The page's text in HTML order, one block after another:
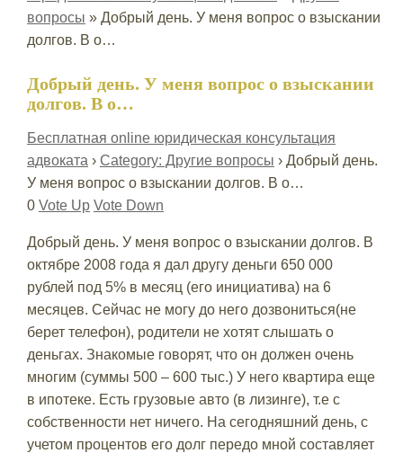
вопросы » Добрый день. У меня вопрос о взыскании
долгов. В о…
Добрый день. У меня вопрос о взыскании
долгов. В о…
Бесплатная online юридическая консультация
адвоката › Category: Другие вопросы › Добрый день.
У меня вопрос о взыскании долгов. В о…
0 Vote Up Vote Down
Добрый день. У меня вопрос о взыскании долгов. В
октябре 2008 года я дал другу деньги 650 000
рублей под 5% в месяц (его инициатива) на 6
месяцев. Сейчас не могу до него дозвониться(не
берет телефон), родители не хотят слышать о
деньгах. Знакомые говорят, что он должен очень
многим (суммы 500 – 600 тыс.) У него квартира еще
в ипотеке. Есть грузовые авто (в лизинге), т.е с
собственности нет ничего. На сегодняшний день, с
учетом процентов его долг передо мной составляет